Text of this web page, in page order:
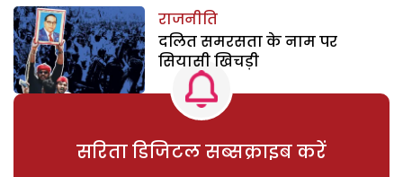
राजनीति
दलित समरसता के नाम पर
सियासी खिचड़ी
सरिता डिजिटल सब्सक्राइब करें